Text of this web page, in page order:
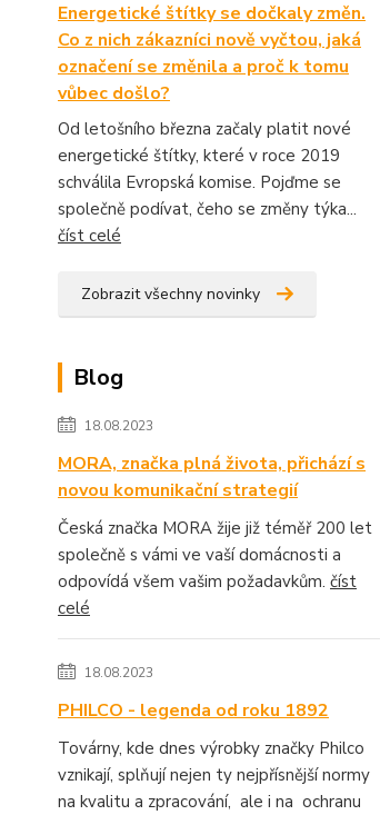
Energetické štítky se dočkaly změn.
Co z nich zákazníci nově vyčtou, jaká
označení se změnila a proč k tomu
vůbec došlo?
Od letošního března začaly platit nové
energetické štítky, které v roce 2019
schválila Evropská komise. Pojďme se
společně podívat, čeho se změny týka...
číst celé
Zobrazit všechny novinky
Blog
18.08.2023
MORA, značka plná života, přichází s
novou komunikační strategií
Česká značka MORA žije již téměř 200 let
společně s vámi ve vaší domácnosti a
odpovídá všem vašim požadavkům. číst
celé
18.08.2023
PHILCO - legenda od roku 1892
Továrny, kde dnes výrobky značky Philco
vznikají, splňují nejen ty nejpřísnější normy
na kvalitu a zpracování, ale i na ochranu